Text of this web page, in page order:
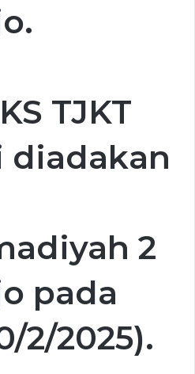
TJKT
diadakan
2
pada
2/2025).